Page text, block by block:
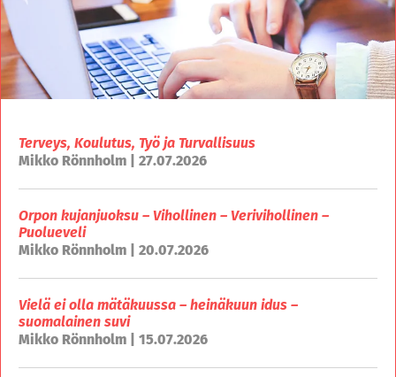
Terveys, Koulutus, Työ ja Turvallisuus
Mikko Rönnholm | 27.07.2026
Orpon kujanjuoksu – Vihollinen – Verivihollinen –
Puolueveli
Mikko Rönnholm | 20.07.2026
Vielä ei olla mätäkuussa – heinäkuun idus –
suomalainen suvi
Mikko Rönnholm | 15.07.2026